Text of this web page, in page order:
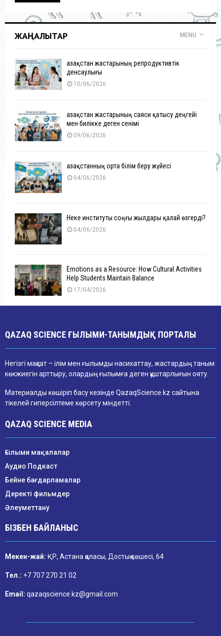
ЖАҢАЛЫҚТАР MENU
Қазақстан жастарының репродуктивтік
денсаулығы
10/06/2026
Қазақстан жастарының саяси қатысу деңгейі
мен билікке деген сенімі
09/06/2026
Қазақстанның орта білім беру жүйесі
04/06/2026
Неке институты соңғы жылдары қалай өзгерді?
04/06/2026
Emotions as a Resource: How Cultural Activities
Help Students Maintain Balance
17/04/2026
QAZAQ SCIENCE ҒЫЛЫМИ-ТАНЫМДЫҚ ПОРТАЛЫ
Негізгі мақсат – ілім мен ғылымды насихаттау, жастардың таным
көкжиегін арттыру, олардың ғылымға деген құштарлығын ояту.
Материалды көшіріп басу кезінде QazaqScience.kz сайтына
тікелей гиперсілтеме көрсету міндетті.
QAZAQ SCIENCE MEDIA
Ғылыми мақалалар
Аудио Подкаст
Бейне бағдарламалар
Деректі фильмдер
Әлеуметтану
БІЗБЕН БАЙЛАНЫС
Мекен-жай: ҚР, Астана қаласы, Достық көшесі, 64
Тел.: +7 707 270 21 02
Email: qazaqscience.kz@gmail.com